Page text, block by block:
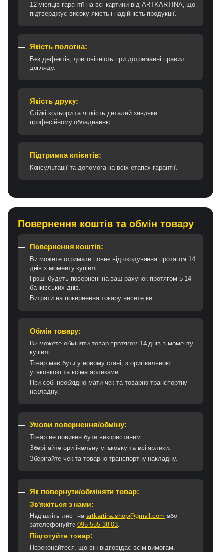
12 місяців гарантії на всі картини від ARTKARTINA, що
підтверджує високу якість і надійність продукції.
Якість полотна:
Без дефектів, довговічність при дотриманні правил
догляду.
Якість друку:
Стійкі кольори та чіткість деталей завдяки
професійному обладнанню.
Підтримка клієнтів:
Консультації та допомога на всіх етапах гарантії.
Повернення коштів та обмін товару
Повернення коштів:
Ви можете отримати повне відшкодування протягом 14
днів з моменту купівлі.
Гроші будуть повернені на ваш рахунок протягом 5-14
банківських днів.
Витрати на повернення товару несете ви.
Обмін товару:
Ви можете обміняти товар протягом 14 днів з моменту
купівлі.
Товар має бути у новому стані, з оригінальною
упаковкою та всіма ярликами.
При собі необхідно мати чек та товарно-транспортну
накладну.
Умови повернення/обміну:
Товар не повинен бути використаним.
Зберігайте оригінальну упаковку та всі ярлики.
Зберігайте чек та товарно-транспортну накладну.
Як повернути/обміняти товар:
Зв'яжіться з нами:
Надішліть лист на artkartina.shop@gmail.com або
зателефонуйте 095-555-38-03.
Підготуйте товар:
Переконайтеся, що він відповідає всім вимогам.